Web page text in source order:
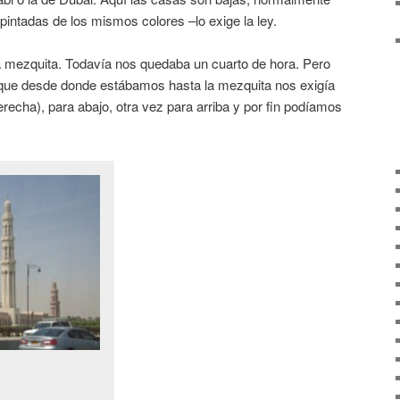
de los mismos colores –lo exige la ley.
Todavía nos quedaba un cuarto de hora. Pero
desde donde estábamos hasta la mezquita nos exigía
para abajo, otra vez para arriba y por fin podíamos